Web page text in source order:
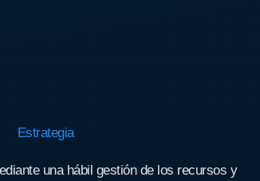
Estrategia
una hábil gestión de los recursos y